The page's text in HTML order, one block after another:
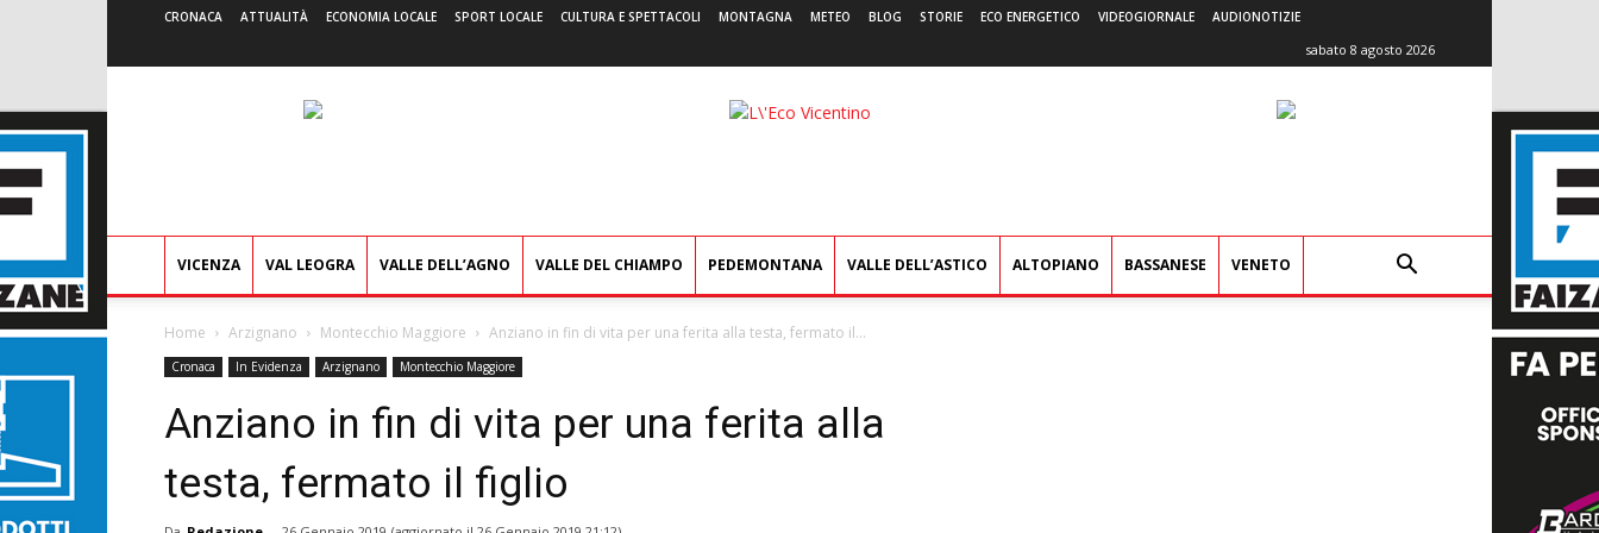
CRONACA ATTUALITÀ ECONOMIA LOCALE SPORT LOCALE CULTURA E SPETTACOLI MONTAGNA METEO BLOG STORIE ECO ENERGETICO VIDEOGIORNALE AUDIONOTIZIE
sabato 8 agosto 2026
L'Eco
VICENZA VAL LEOGRA VALLE DELL’AGNO VALLE DEL CHIAMPO PEDEMONTANA VALLE DELL’ASTICO ALTOPIANO BASSANESE VENETO
Home Arzignano Montecchio Maggiore Anziano in fin di vita per una ferita alla testa, fermato il...
Cronaca In Evidenza Arzignano Montecchio Maggiore
Anziano in fin di vita per una ferita alla
testa, fermato il figlio